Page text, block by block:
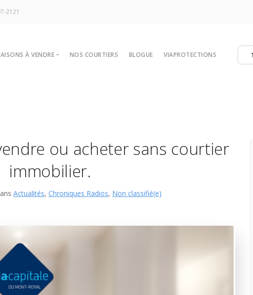
2121
À VENDRE NOS COURTIERS BLOGUE VIAPROTECTIONS
ou acheter sans courtier
immobilier.
Actualités, Chroniques Radios, Non classifié(e)